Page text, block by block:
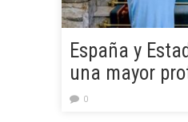
España y
una mayor
trabajadores
0